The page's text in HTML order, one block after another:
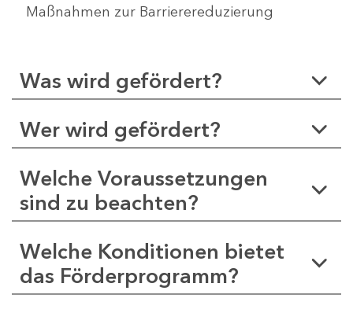
Maßnahmen zur Barrierereduzierung
Was wird gefördert?
Wer wird gefördert?
Welche Voraussetzungen
sind zu beachten?
Welche Konditionen bietet
das Förderprogramm?